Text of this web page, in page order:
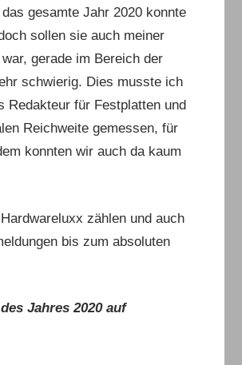
gesamte Jahr 2020 konnte
sollen sie auch meiner
gerade im Bereich der
schwierig. Dies musste ich
Redakteur für Festplatten und
Reichweite gemessen, für
konnten wir auch da kaum
zählen und auch
bis zum absoluten
Jahres 2020 auf